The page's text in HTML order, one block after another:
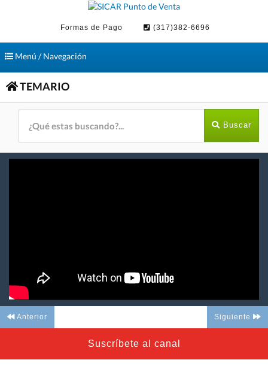
Formas de Pago (317)382-6696
ToggleMenú / Navegación
TEMARIO
Buscar
Anterior Siguiente
Suscríbete al canal